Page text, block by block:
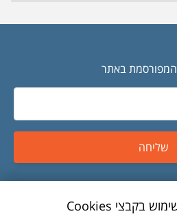
המפורסמת באתר
שליחה
האתר עושה שימוש בקבצי Cookies